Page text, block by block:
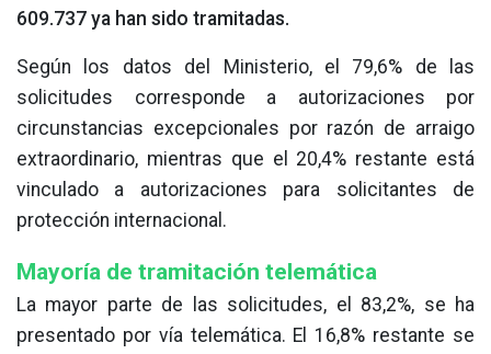
609.737 ya han sido tramitadas.
Según los datos del Ministerio, el 79,6% de las
solicitudes corresponde a autorizaciones por
circunstancias excepcionales por razón de arraigo
extraordinario, mientras que el 20,4% restante está
vinculado a autorizaciones para solicitantes de
protección internacional.
Mayoría de tramitación telemática
La mayor parte de las solicitudes, el 83,2%, se ha
presentado por vía telemática. El 16,8% restante se